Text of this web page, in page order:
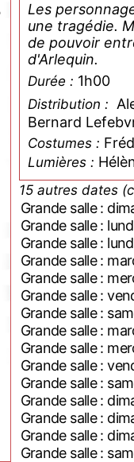
Les
une tragédie.
de pouvoir
d'Arlequin.
Durée : 1h00
Distribution :
Costumes :
Lumières :
15 autres dates
Grande salle :
Grande salle :
Grande salle :
Grande salle :
Grande salle :
Grande salle :
Grande salle :
Grande salle :
Grande salle :
Grande salle :
Grande salle :
Grande salle :
Grande salle :
Grande salle :
Grande salle :